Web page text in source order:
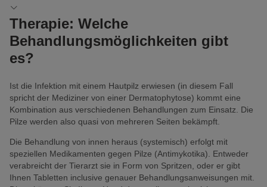
Therapie: Welche
Behandlungsmöglichkeiten gibt
es?
Ist die Infektion mit einem Hautpilz erwiesen (in diesem Fall
spricht der Mediziner von einer Dermatophytose) kommt eine
Kombination aus verschiedenen Behandlungen zum Einsatz. Die
Pilze werden also quasi von mehreren Seiten bekämpft.
Die Behandlung von innen heraus (systemisch) erfolgt mit
speziellen Medikamenten gegen Pilze (Antimykotika). Entweder
verabreicht der Tierarzt sie in Form von Spritzen, oder er gibt
Ihnen Tabletten inclusive genauer Behandlungsanweisungen mit.